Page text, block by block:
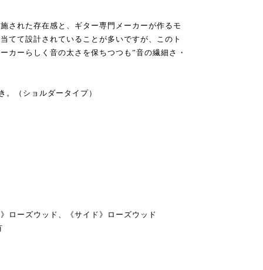
された存在感と、ギター専門メーカーが作るモ
てて設計されていることが多いですが、このト
カーらしく音の太さを保ちつつも”音の繊細さ・
。（ショルダータイプ）
ローズウッド、《サイド》ローズウッド